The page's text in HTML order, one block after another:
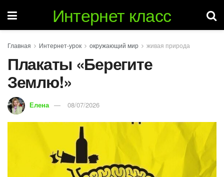
Интернет класс
Главная Интернет-урок окружающий мир живая природа
Плакаты «Берегите
Землю!»
Елена 08/07/2026